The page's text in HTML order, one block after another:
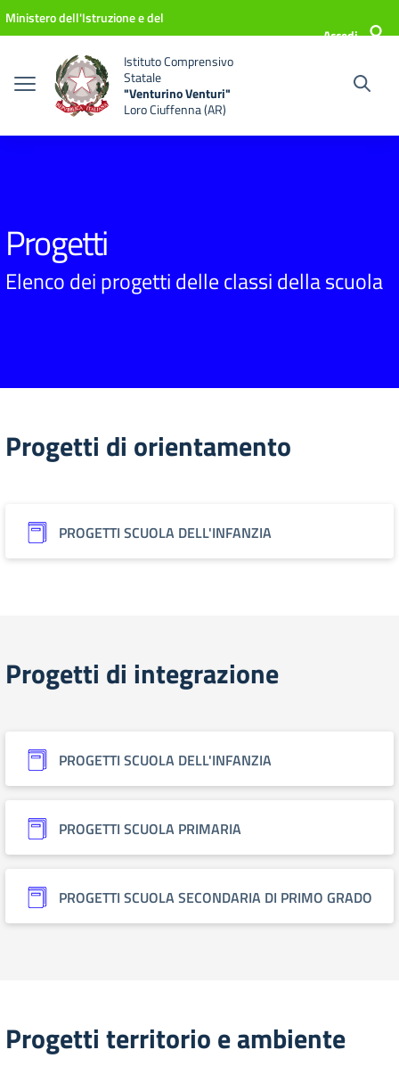
Vai ai contenuti
Vai al menu di navigazione
Vai al footer
Ministero dell'Istruzione e del
Accedi
Istituto Comprensivo
Statale
"Venturino Venturi"
Loro Ciuffenna (AR)
Progetti
Elenco dei progetti delle classi della scuola
Progetti di orientamento
PROGETTI SCUOLA DELL'INFANZIA
Progetti di integrazione
PROGETTI SCUOLA DELL'INFANZIA
PROGETTI SCUOLA PRIMARIA
PROGETTI SCUOLA SECONDARIA DI PRIMO GRADO
Progetti territorio e ambiente